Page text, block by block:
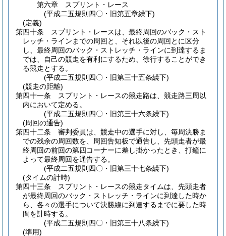
第六章
スプリント・レース
(平成二五規則四〇・旧第五章繰下)
(定義)
第四十条
スプリント・レースは、最終周回のバック・スト
レッチ・ラインまでの周回と、それ以後の周回とに区分
し、最終周回のバック・ストレッチ・ラインに到達するま
では、自己の競走を有利にするため、徐行することができ
る競走とする。
(平成二五規則四〇・旧第三十五条繰下)
(競走の距離)
第四十一条
スプリント・レースの競走路は、競走路三周以
内において定める。
(平成二五規則四〇・旧第三十六条繰下)
(周回の通告)
第四十二条
審判委員は、競走中の選手に対し、毎周決勝ま
での残余の周回数を、周回告知板で通告し、先頭走者が最
終周回の前回の第四コーナーに差し掛かったとき、打鐘に
よって最終周回を通告する。
(平成二五規則四〇・旧第三十七条繰下)
(タイムの計時)
第四十三条
スプリント・レースの競走タイムは、先頭走者
が最終周回のバック・ストレッチ・ラインに到達した時か
ら、各々の選手について決勝線に到達するまでに要した時
間を計時する。
(平成二五規則四〇・旧第三十八条繰下)
(準用)